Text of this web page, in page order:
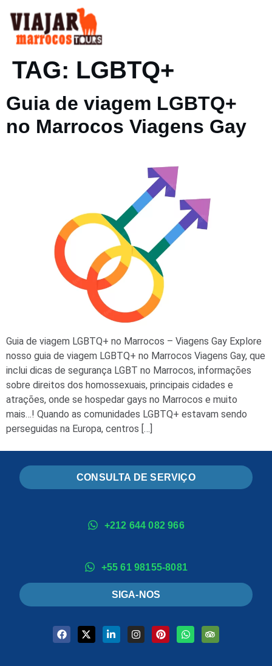
TAG: LGBTQ+
Guia de viagem LGBTQ+
no Marrocos Viagens Gay
Guia de viagem LGBTQ+ no Marrocos – Viagens Gay Explore
nosso guia de viagem LGBTQ+ no Marrocos Viagens Gay, que
inclui dicas de segurança LGBT no Marrocos, informações
sobre direitos dos homossexuais, principais cidades e
atrações, onde se hospedar gays no Marrocos e muito
mais…! Quando as comunidades LGBTQ+ estavam sendo
perseguidas na Europa, centros […]
CONSULTA DE SERVIÇO
+212 644 082 966
+55 61 98155-8081
SIGA-NOS